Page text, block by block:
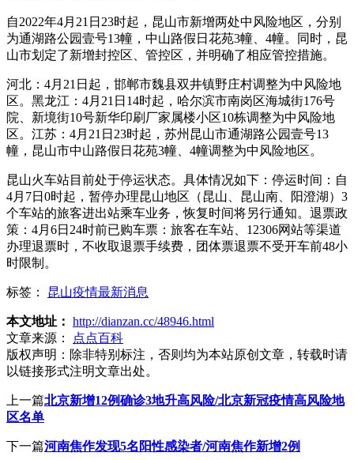
自2022年4月21日23时起，昆山市新增两处中风险地区，分别
为通湖路公园壹号13幢，中山路假日花苑3幢、4幢。同时，昆
山市划定了新增封控区、管控区，并明确了相应管控措施。
河北：4月21日起，邯郸市魏县双井镇野庄村调整为中风险地
区。黑龙江：4月21日14时起，哈尔滨市南岗区海城街176号
院、新境街10号新华印刷厂家属楼小区10栋调整为中风险地
区。江苏：4月21日23时起，苏州昆山市通湖路公园壹号13
幢，昆山市中山路假日花苑3幢、4幢调整为中风险地区。
昆山火车站目前处于停运状态。具体情况如下：停运时间：自
4月7日0时起，暂停办理昆山地区（昆山、昆山南、阳澄湖）3
个车站的旅客进出站乘车业务，恢复时间将另行通知。退票政
策：4月6日24时前已购车票：旅客在车站、12306网站等渠道
办理退票时，不收取退票手续费，团体票退票不受开车前48小
时限制。
标签： 昆山疫情最新消息
本文地址： http://dianzan.cc/48946.html
文章来源：
点点百科
版权声明： 除非特别标注，否则均为本站原创文章，转载时请
以链接形式注明文章出处。
上一篇北京新增12例确诊3地升高风险/北京新冠疫情高风险地
区名单
下一篇河南焦作发现5名阳性感染者/河南焦作新增2例